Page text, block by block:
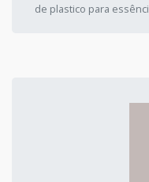
de plastico para